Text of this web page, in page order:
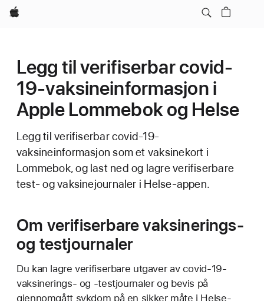
Apple
Legg til verifiserbar covid-
19-vaksineinformasjon i
Apple Lommebok og Helse
Legg til verifiserbar covid-19-
vaksineinformasjon som et vaksinekort i
Lommebok, og last ned og lagre verifiserbare
test- og vaksinejournaler i Helse-appen.
Om verifiserbare vaksinerings-
og testjournaler
Du kan lagre verifiserbare utgaver av covid-19-
vaksinerings- og -testjournaler og bevis på
gjennomgått sykdom på en sikker måte i Helse-